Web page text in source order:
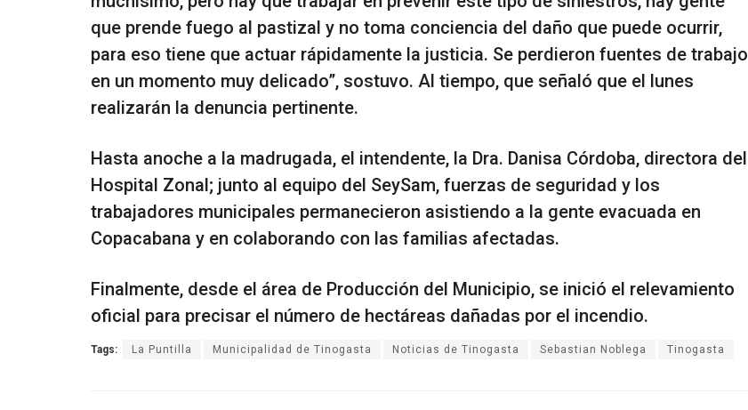
que prende fuego al pastizal y no toma conciencia del daño que puede ocurrir,
para eso tiene que actuar rápidamente la justicia. Se perdieron fuentes de trabajo
en un momento muy delicado”, sostuvo. Al tiempo, que señaló que el lunes
realizarán la denuncia pertinente.
Hasta anoche a la madrugada, el intendente, la Dra. Danisa Córdoba, directora del
Hospital Zonal; junto al equipo del SeySam, fuerzas de seguridad y los
trabajadores municipales permanecieron asistiendo a la gente evacuada en
Copacabana y en colaborando con las familias afectadas.
Finalmente, desde el área de Producción del Municipio, se inició el relevamiento
oficial para precisar el número de hectáreas dañadas por el incendio.
Tags: La Puntilla Municipalidad de Tinogasta Noticias de Tinogasta Sebastian Noblega Tinogasta